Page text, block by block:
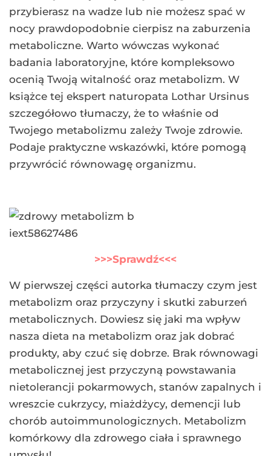
przybierasz na wadze lub nie możesz spać w
nocy prawdopodobnie cierpisz na zaburzenia
metaboliczne. Warto wówczas wykonać
badania laboratoryjne, które kompleksowo
ocenią Twoją witalność oraz metabolizm. W
książce tej ekspert naturopata Lothar Ursinus
szczegółowo tłumaczy, że to właśnie od
Twojego metabolizmu zależy Twoje zdrowie.
Podaje praktyczne wskazówki, które pomogą
przywrócić równowagę organizmu.
>>>Sprawdź<<<
W pierwszej części autorka tłumaczy czym jest
metabolizm oraz przyczyny i skutki zaburzeń
metabolicznych. Dowiesz się jaki ma wpływ
nasza dieta na metabolizm oraz jak dobrać
produkty, aby czuć się dobrze. Brak równowagi
metabolicznej jest przyczyną powstawania
nietolerancji pokarmowych, stanów zapalnych i
wreszcie cukrzycy, miażdżycy, demencji lub
chorób autoimmunologicznych. Metabolizm
komórkowy dla zdrowego ciała i sprawnego